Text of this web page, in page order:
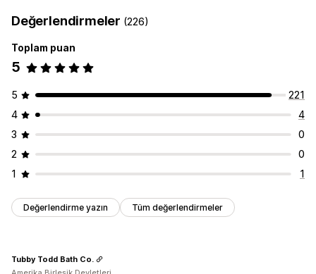
Değerlendirmeler (226)
Toplam puan
5
5
221
4
4
3
0
2
0
1
1
Değerlendirme yazın Tüm değerlendirmeler
Tubby Todd Bath Co.